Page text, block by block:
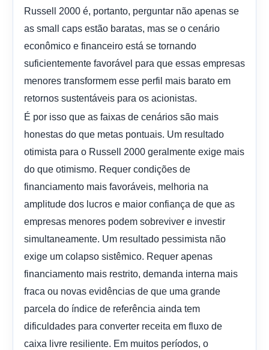
Russell 2000 é, portanto, perguntar não apenas se
as small caps estão baratas, mas se o cenário
econômico e financeiro está se tornando
suficientemente favorável para que essas empresas
menores transformem esse perfil mais barato em
retornos sustentáveis ​​para os acionistas.
É por isso que as faixas de cenários são mais
honestas do que metas pontuais. Um resultado
otimista para o Russell 2000 geralmente exige mais
do que otimismo. Requer condições de
financiamento mais favoráveis, melhoria na
amplitude dos lucros e maior confiança de que as
empresas menores podem sobreviver e investir
simultaneamente. Um resultado pessimista não
exige um colapso sistêmico. Requer apenas
financiamento mais restrito, demanda interna mais
fraca ou novas evidências de que uma grande
parcela do índice de referência ainda tem
dificuldades para converter receita em fluxo de
caixa livre resiliente. Em muitos períodos, o